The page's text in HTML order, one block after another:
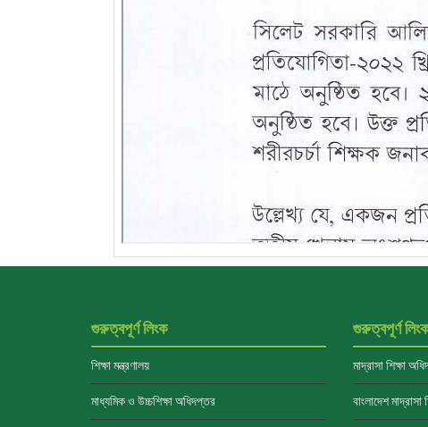
গুরুত্বপূর্ণ লিংক
শিক্ষা মন্ত্রণালয়
মাধ্যমিক ও উচ্চশিক্ষা অধিদপ্তর
গুরুত্বপূর্ণ লিংক
মাদ্রাসা শিক্ষা
বাংলাদেশ মাদ্রাসা